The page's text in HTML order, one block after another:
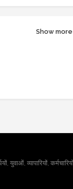
Show more
युवाओं, व्यापारियों,